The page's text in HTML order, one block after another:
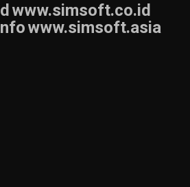
www.simsoft.co.id
www.simsoft.asia